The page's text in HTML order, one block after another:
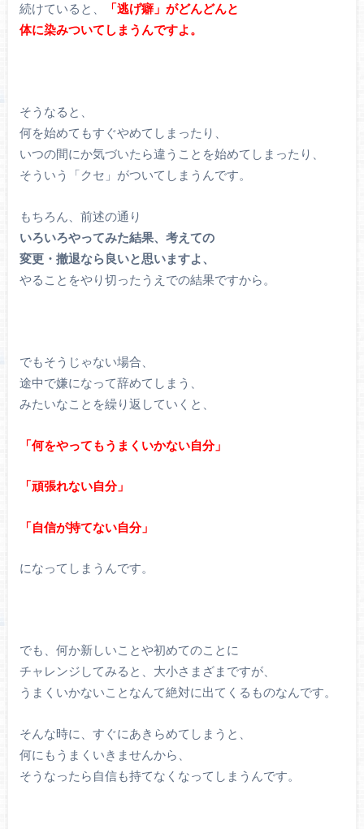
続けていると、
「逃げ癖」がどんどんと
体に染みついてしまうんですよ。
そうなると、
何を始めてもすぐやめてしまったり、
いつの間にか気づいたら違うことを始めてしまったり、
そういう「クセ」がついてしまうんです。
もちろん、前述の通り
いろいろやってみた結果、考えての
変更・撤退なら良いと思いますよ、
やることをやり切ったうえでの結果ですから。
でもそうじゃない場合、
途中で嫌になって辞めてしまう、
みたいなことを繰り返していくと、
「何をやってもうまくいかない自分」
「頑張れない自分」
「自信が持てない自分」
になってしまうんです。
でも、何か新しいことや初めてのことに
チャレンジしてみると、大小さまざまですが、
うまくいかないことなんて絶対に出てくるものなんです。
そんな時に、すぐにあきらめてしまうと、
何にもうまくいきませんから、
そうなったら自信も持てなくなってしまうんです。